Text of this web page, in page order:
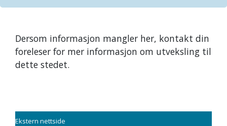
Dersom informasjon mangler her, kontakt din
foreleser for mer informasjon om utveksling til
dette stedet.
Ekstern nettside